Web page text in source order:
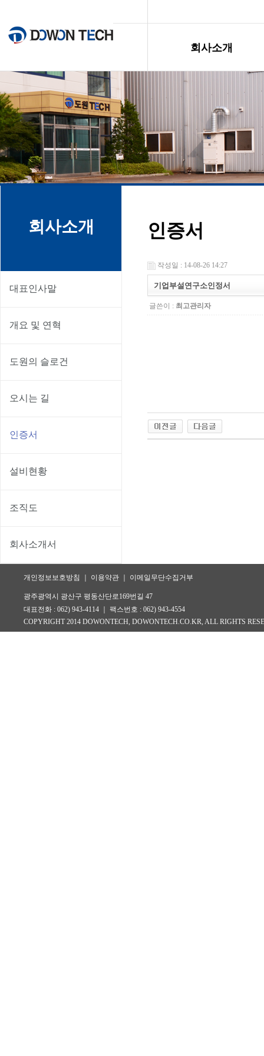
회사소개
회사소개
대표인사말
개요 및 연혁
도원의 슬로건
오시는 길
인증서
설비현황
조직도
회사소개서
인증서
작성일 : 14-08-26 14:27
기업부설연구소인정서
글쓴이 : 최고관리자
개인정보보호방침 ｜ 이용약관 ｜ 이메일무단수집거부
광주광역시 광산구 평동산단로169번길 47
대표전화 : 062) 943-4114 ｜ 팩스번호 : 062) 943-4554
COPYRIGHT 2014 DOWONTECH, DOWONTECH.CO.KR, ALL RIGHTS